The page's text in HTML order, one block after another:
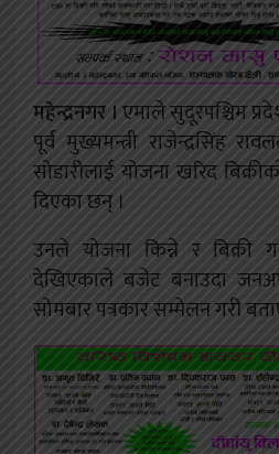
महेन्द्रनगर ।एमाले सुदूरपश्चिम
पूर्व मुख्यमन्त्री राजेन्द्रसिंह
सोडारीलाई योजना खरिद
दिएका छन् ।
उनले योजना किन्ने र बिक्री
देखिएकाले बजेट बनाउदा
सोमबार पत्रकार सम्मेलन गरी